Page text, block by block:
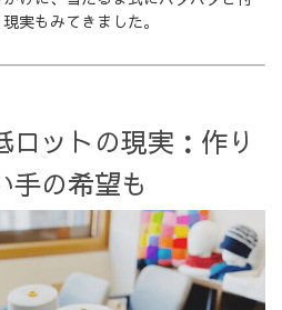
実もみてきました。
ットの現実：作り
手の希望も